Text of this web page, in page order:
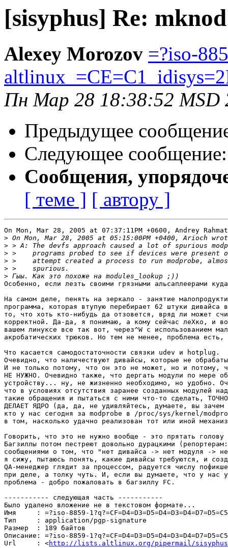
[sisyphus] Re:
Alexey Morozov =?iso-
Пн Мар 28 18:38:52 MSD
Предыдущее
Следующее
Сообщения,
[ теме ] [ автору ]
On Mon, Mar 28, 2005 at 07:37:11PM +0600, Andrey
>
>
>
>
>
>
Особенно, если лезть своими грязными альсаплеерами
На самом деле, пенять на зеркало - занятие
программа, которая втупую перебирает 62 штуки дивайса
то, что хоть кто-нибудь да отзовется, вряд ли может
корректной. Да-да, я понимаю, а кому сейчас леХко, и
вашем линуксе все так вот, через^W с использованием
акробатических трюков. Но тем не менее, проблема
Что касается самодостаточности связки udev и hotplug.
Очевидно, что наличествуют дивайсы, которые не
И не только потому, что он это не может, но и потому,
НЕ НУЖНО. Очевидно также, что дергать модули по мере
устройству... ну, не жизненно необходимо, но удобно.
что в условиях отсутствия заранее созданных модулей
такие обращения и пытаться с ними что-то сделать,
ДЕЛАЕТ ЯДРО (да, да, не удивляйтесь, думаете, вы зачем
кто у нас сегодня за modprobe в /proc/sys/kernel/
в том, насколько удачно реализован тот или иной
Говорить, что это не нужно вообще - это прятать
Багзиллы потом пестреют довольно дурацкими
сообщениями о том, что "нет дивайса -> нет модуля ->
я сижу, пытаюсь понять, какие дивайсы требуются, и
QA-менеджер глядит за процессом, радуется числу
при деле, а толку чуть. И, если вы думаете, что у нас
проблема - добро пожаловать в багзиллу FC.
----------- следующая часть -----------
Было удалено вложение не в текстовом формате...
Имя     : =?iso-8859-
Тип     : application/pgp-signature
Размер  : 189 байтов
Описание: =?iso-8859-
Url     : <http://lists.altlinux.org/pipermail/sisyphus/